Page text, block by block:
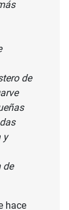
de
y
de
hace